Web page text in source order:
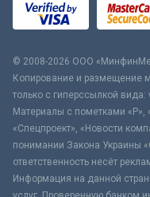
© 2008-2026 ООО
Копирование и размещение
только с гиперссылкой
Материалы с пометками «Р»,
«Спецпроект», «Новости
понимании Закона Украины
ответственность несёт
Информация на данной